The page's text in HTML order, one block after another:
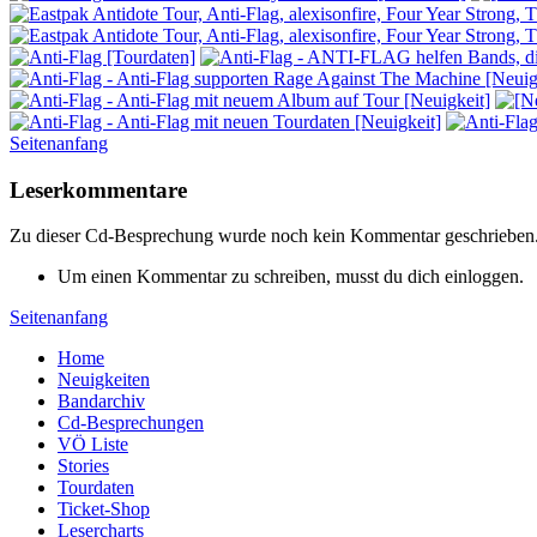
Seitenanfang
Leserkommentare
Zu dieser Cd-Besprechung wurde noch kein Kommentar
Um einen Kommentar zu schreiben, musst du dich einloggen.
Seitenanfang
Home
Neuigkeiten
Bandarchiv
Cd-Besprechungen
VÖ Liste
Stories
Tourdaten
Ticket-Shop
Lesercharts